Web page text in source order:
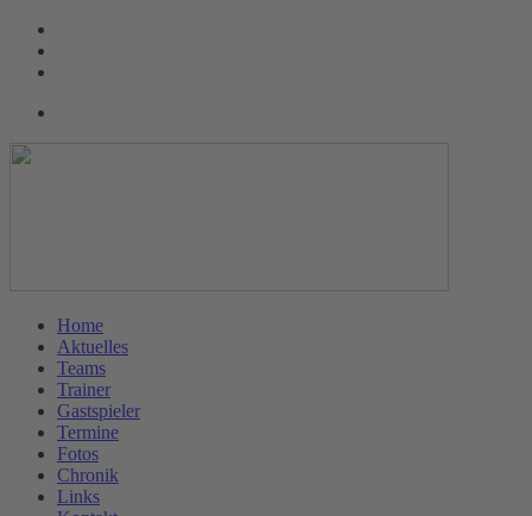
Home
Aktuelles
Teams
Trainer
Gastspieler
Termine
Fotos
Chronik
Links